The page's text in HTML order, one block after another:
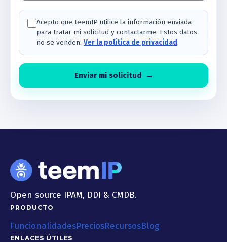
Acepto que teemIP utilice la información enviada
para tratar mi solicitud y contactarme. Estos datos
no se venden. Ver la política de privacidad.
Enviar mi solicitud
Open source IPAM, DDI & CMDB.
PRODUCTO
FuncionalidadesPreciosRecursosBlog
ENLACES ÚTILES